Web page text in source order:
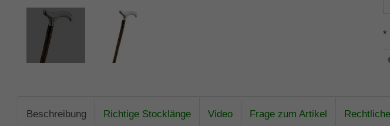
*
Beschreibung Richtige Stocklänge Video Frage zum Artikel